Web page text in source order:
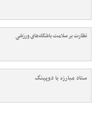
نظارت بر سلامت باشگاه‌های ورزشی
ستاد مبارزه با دوپینگ